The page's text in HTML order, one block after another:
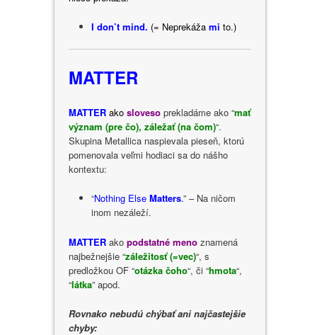
I don’t mind. (= Neprekážami to.)
MATTER
MATTER ako sloveso prekladáme ako “mať
význam (pre čo), záležať (na čom)“.
Skupina Metallica naspievala pieseň, ktorú
pomenovala veľmi hodiaci sa do nášho
kontextu:
“Nothing ElseMatters.” – Na ničom
inom nezáleží.
MATTERako podstatné menoznamená
najbežnejšie “záležitosť (=vec)“, s
predložkou OF “otázka čoho“, či “hmota“,
“látka” apod.
Rovnako nebudú chýbať ani najčastejšie
chyby: